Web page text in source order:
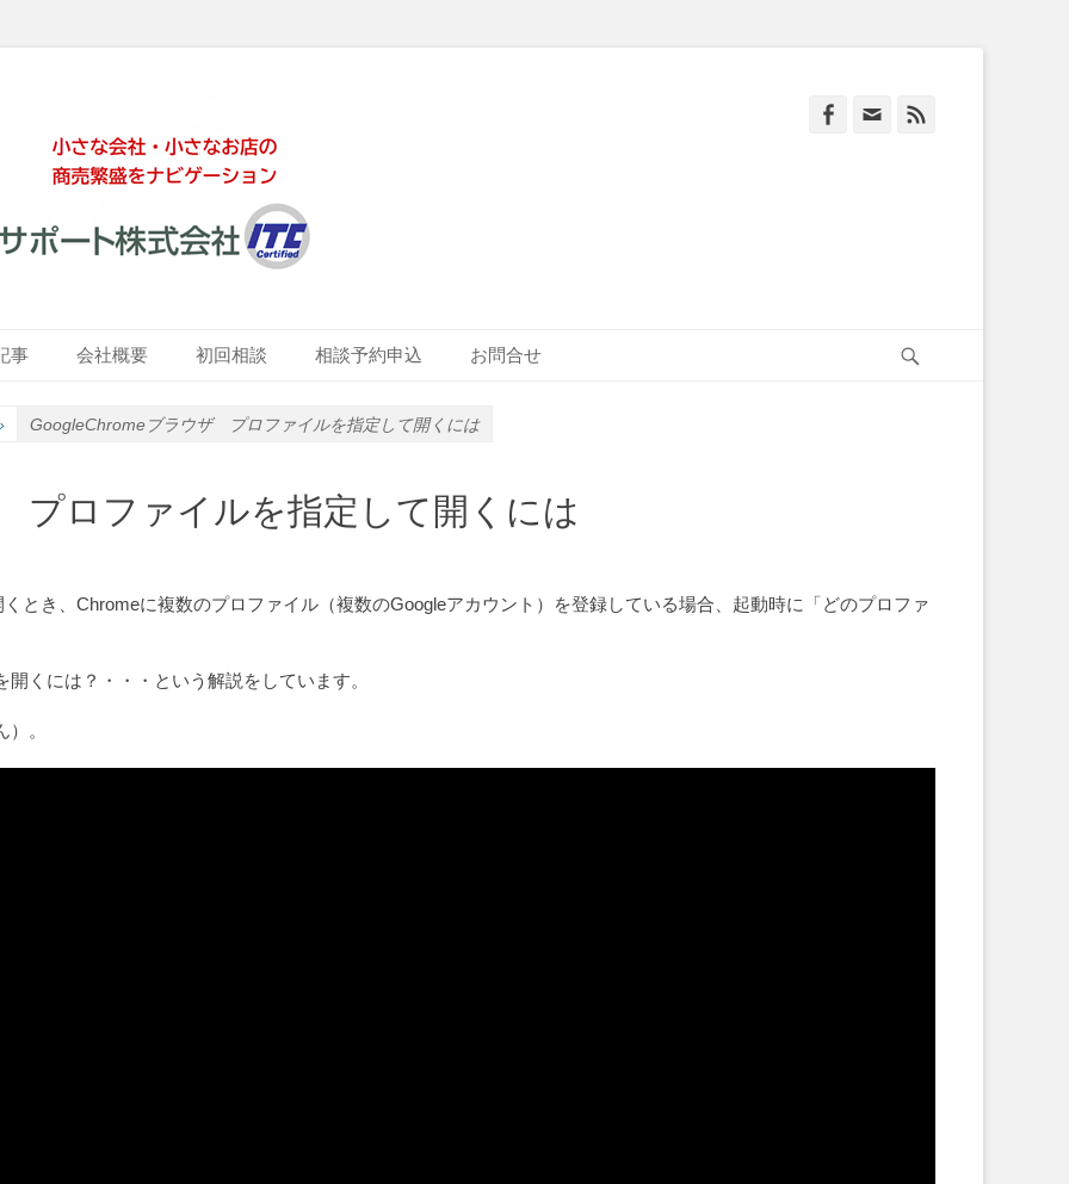
ト株式会社 Facebook
Email
事 会社概要 初回相談 相談予約申込 お問合せ
GoogleChromeブラウザ プロファイルを指定して開くには
ロファイルを指定して開くには
とき、Chromeに複数のプロファイル（複数のGoogleアカウント）を登録している場合、起動時に「どのプロファ
くには？・・・という解説をしています。
。